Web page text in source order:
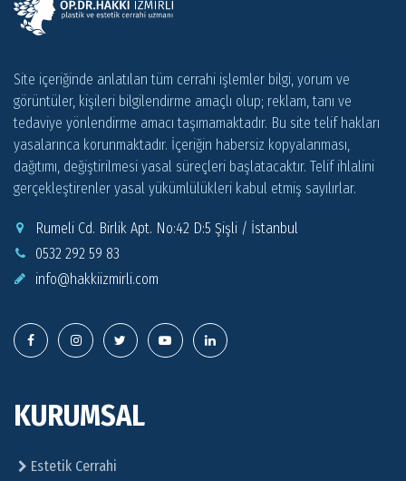
Site içeriğinde anlatılan tüm cerrahi işlemler bilgi, yorum ve
görüntüler, kişileri bilgilendirme amaçlı olup; reklam, tanı ve
tedaviye yönlendirme amacı taşımamaktadır. Bu site telif hakları
yasalarınca korunmaktadır. İçeriğin habersiz kopyalanması,
dağıtımı, değiştirilmesi yasal süreçleri başlatacaktır. Telif ihlalini
gerçekleştirenler yasal yükümlülükleri kabul etmiş sayılırlar.
Rumeli Cd. Birlik Apt. No:42 D:5 Şişli / İstanbul
0532 292 59 83
info@hakkiizmirli.com
KURUMSAL
Estetik Cerrahi